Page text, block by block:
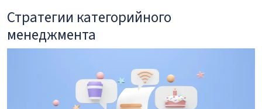
Стратегии категорийного
менеджмента